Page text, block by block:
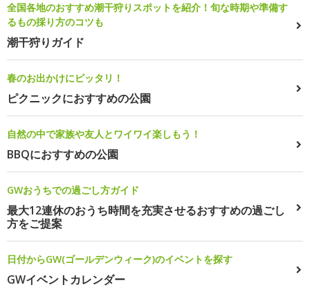
全国各地のおすすめ潮干狩りスポットを紹介！旬な時期や準備す
るもの採り方のコツも
潮干狩りガイド
春のお出かけにピッタリ！
ピクニックにおすすめの公園
自然の中で家族や友人とワイワイ楽しもう！
BBQにおすすめの公園
GWおうちでの過ごし方ガイド
最大12連休のおうち時間を充実させるおすすめの過ごし
方をご提案
日付からGW(ゴールデンウィーク)のイベントを探す
GWイベントカレンダー